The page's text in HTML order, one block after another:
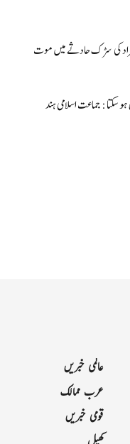
سکتا : جماعت اسلامی ہند
عالمی خبریں
عرب ممالک
قومی خبریں